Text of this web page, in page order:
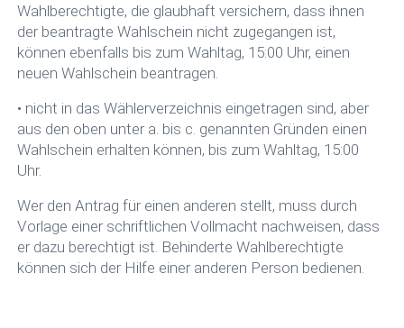
Wahlberechtigte, die glaubhaft versichern, dass ihnen
der beantragte Wahlschein nicht zugegangen ist,
können ebenfalls bis zum Wahltag, 15:00 Uhr, einen
neuen Wahlschein beantragen.
• nicht in das Wählerverzeichnis eingetragen sind, aber
aus den oben unter a. bis c. genannten Gründen einen
Wahlschein erhalten können, bis zum Wahltag, 15:00
Uhr.
Wer den Antrag für einen anderen stellt, muss durch
Vorlage einer schriftlichen Vollmacht nachweisen, dass
er dazu berechtigt ist. Behinderte Wahlberechtigte
können sich der Hilfe einer anderen Person bedienen.